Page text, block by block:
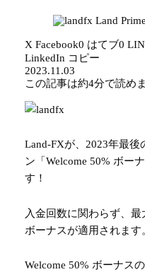
Land
X Facebook0 はてブ0
LinkedIn コピー
2023.11.03
この記事は約4分で読め
Land-FXが、2023年最後
ン「Welcome 50% ボー
す！
入金回数に関わらず、
ボーナスが適用されます
Welcome 50% ボーナス